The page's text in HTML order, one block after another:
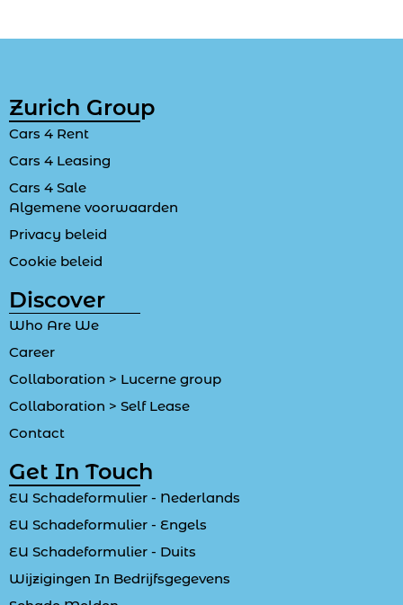
Zurich Group
Cars 4 Rent
Cars 4 Leasing
Cars 4 Sale
Algemene voorwaarden
Privacy beleid
Cookie beleid
Discover
Who Are We
Career
Collaboration > Lucerne group
Collaboration > Self Lease
Contact
Get In Touch
EU Schadeformulier - Nederlands
EU Schadeformulier - Engels
EU Schadeformulier - Duits
Wijzigingen In Bedrijfsgegevens